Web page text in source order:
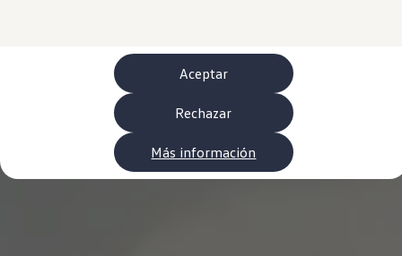
Aceptar
Rechazar
Más información
Neumáticos
Modelos antiguos
Servicio para vehículos eléctricos
myVolkswagen
Ayuda con aplicaciones y servicios digitales
Navigation Map Update
Extras digitales
Actualizaciones del software, los mapas y las
Buscar servicios para tu modelo